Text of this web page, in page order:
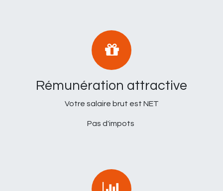
Rémunération attractive
Votre salaire brut est NET
Pas d'impots